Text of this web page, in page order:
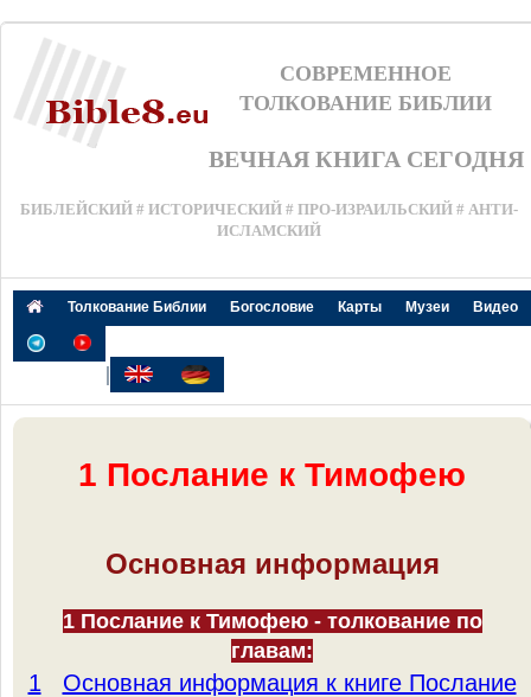
СОВРЕМЕННОЕ
ТОЛКОВАНИЕ БИБЛИИ
ВЕЧНАЯ КНИГА СЕГОДНЯ
БИБЛЕЙСКИЙ # ИСТОРИЧЕСКИЙ # ПРО-ИЗРАИЛЬСКИЙ # АНТИ-
ИСЛАМСКИЙ
Толкование Библии Богословие Карты Музеи Видео
|
1 Послание к Тимофею
Основная информация
1 Послание к Тимофею - толкование по
главам:
1
Основная информация к книге Послание